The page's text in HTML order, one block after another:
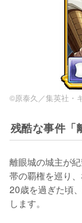
©原泰久／集英社・
残酷な事件「
離眼城の城主が
帯の覇権を巡り
20歳を過ぎた頃
します。